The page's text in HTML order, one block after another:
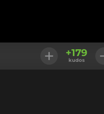
+179
kudos